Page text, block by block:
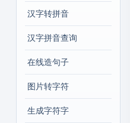
汉字转拼音
汉字拼音查询
在线造句子
图片转字符
生成字符字